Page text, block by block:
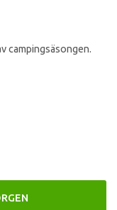
campingsäsongen.